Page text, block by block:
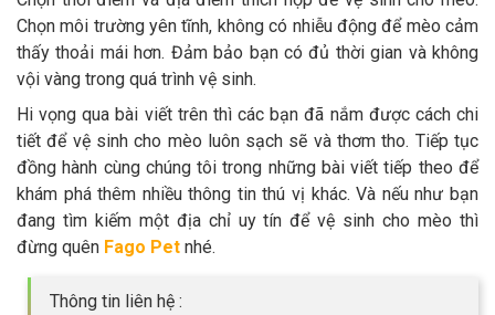
Chọn môi trường yên tĩnh, không có nhiễu động để mèo cảm
thấy thoải mái hơn. Đảm bảo bạn có đủ thời gian và không
vội vàng trong quá trình vệ sinh.
Hi vọng qua bài viết trên thì các bạn đã nắm được cách chi
tiết để vệ sinh cho mèo luôn sạch sẽ và thơm tho. Tiếp tục
đồng hành cùng chúng tôi trong những bài viết tiếp theo để
khám phá thêm nhiều thông tin thú vị khác. Và nếu như bạn
đang tìm kiếm một địa chỉ uy tín để vệ sinh cho mèo thì
đừng quên Fago Pet nhé.
Thông tin liên hệ :